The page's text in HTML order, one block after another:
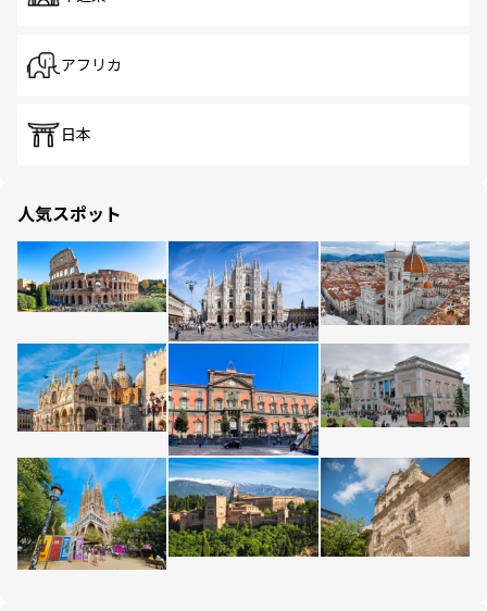
アフリカ
日本
人気スポット